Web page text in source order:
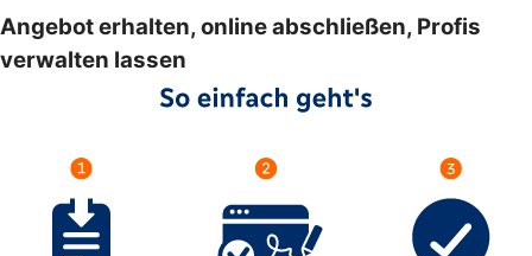
Angebot erhalten, online abschließen, Profis
verwalten lassen